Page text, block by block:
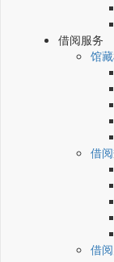
借阅服务
馆
借
借